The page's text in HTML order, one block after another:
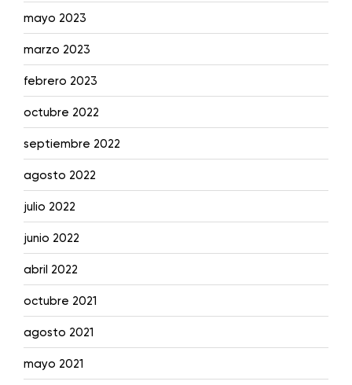
mayo 2023
marzo 2023
febrero 2023
octubre 2022
septiembre 2022
agosto 2022
julio 2022
junio 2022
abril 2022
octubre 2021
agosto 2021
mayo 2021